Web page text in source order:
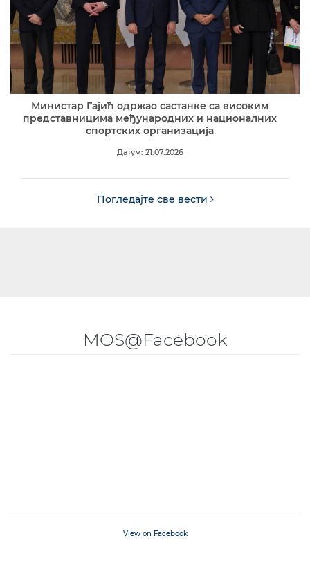
Министар Гајић одржао састанке са високим
представницима међународних и националних
спортских организација
Датум: 21.07.2026
Погледајте све вести
MOS@Facebook
View on Facebook